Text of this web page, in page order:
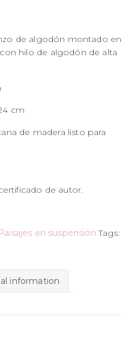
de algodón montado en
hilo de algodón de alta
cm
de madera listo para
de autor.
en suspensión Tags:
information